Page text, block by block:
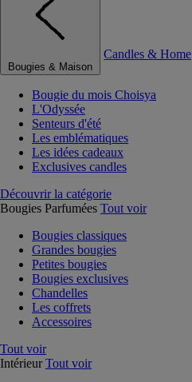
Bougies & Maison
Candles & Home
Bougie du mois Choisya
L'Odyssée
Senteurs d'été
Les emblématiques
Les idées cadeaux
Exclusives candles
Découvrir la catégorie
Bougies Parfumées Tout voir
Bougies classiques
Grandes bougies
Petites bougies
Bougies exclusives
Chandelles
Les coffrets
Accessoires
Tout voir
Intérieur Tout voir